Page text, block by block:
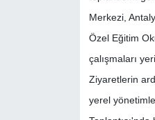
Merkezi,
Özel Eğitim
çalışmaları
Ziyaretlerin
yerel